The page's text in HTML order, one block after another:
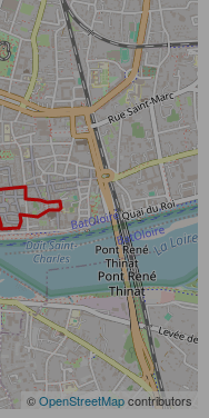
©OpenStreetMapcontributors